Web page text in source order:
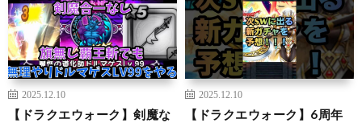
2025.12.10
【ドラクエウォーク】剣魔な
2025.12.10
【ドラクエウォーク】6周年